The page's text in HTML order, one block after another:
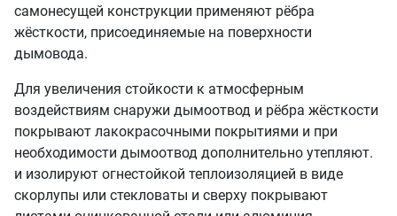
самонесущей конструкции применяют рёбра
жёсткости, присоединяемые на поверхности
дымовода.
Для увеличения стойкости к атмосферным
воздействиям снаружи дымоотвод и рёбра жёсткости
покрывают лакокрасочными покрытиями и при
необходимости дымоотвод дополнительно утепляют.
и изолируют огнестойкой теплоизоляцией в виде
скорлупы или стекловаты и сверху покрывают